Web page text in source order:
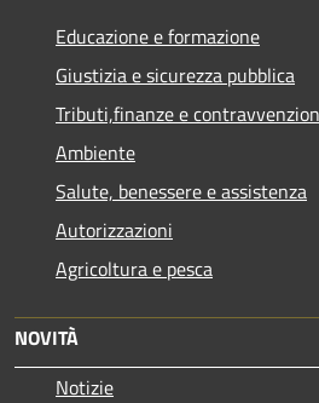
Educazione e formazione
Giustizia e sicurezza pubblica
Tributi,finanze e
Ambiente
Salute, benessere e assistenza
Autorizzazioni
Agricoltura e pesca
NOVITÀ
Notizie